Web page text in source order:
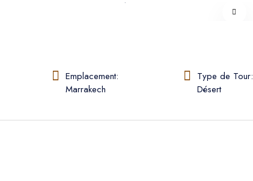
Emplacement:
Marrakech
Type de Tour:
Désert